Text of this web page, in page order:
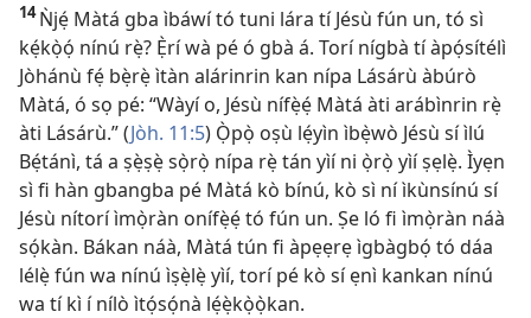
14Ǹjẹ́ Màtá gba ìbáwí tó tuni lára tí Jésù fún un, tó sì
kẹ́kọ̀ọ́ nínú rẹ̀? Ẹ̀rí wà pé ó gbà á. Torí nígbà tí àpọ́sítélì
Jòhánù fẹ́ bẹ̀rẹ̀ ìtàn alárinrin kan nípa Lásárù àbúrò
Màtá, ó sọ pé: “Wàyí o, Jésù nífẹ̀ẹ́ Màtá àti arábìnrin rẹ̀
àti Lásárù.” (Jòh. 11:5) Ọ̀pọ̀ oṣù lẹ́yìn ìbẹ̀wò Jésù sí ìlú
Bẹ́tánì, tá a ṣẹ̀ṣẹ̀ sọ̀rọ̀ nípa rẹ̀ tán yìí ni ọ̀rọ̀ yìí ṣẹlẹ̀. Ìyẹn
sì fi hàn gbangba pé Màtá kò bínú, kò sì ní ìkùnsínú sí
Jésù nítorí ìmọ̀ràn onífẹ̀ẹ́ tó fún un. Ṣe ló fi ìmọ̀ràn náà
sọ́kàn. Bákan náà, Màtá tún fi àpẹẹrẹ ìgbàgbọ́ tó dáa
lélẹ̀ fún wa nínú ìṣẹ̀lẹ̀ yìí, torí pé kò sí ẹnì kankan nínú
wa tí kì í nílò ìtọ́sọ́nà lẹ́ẹ̀kọ̀ọ̀kan.